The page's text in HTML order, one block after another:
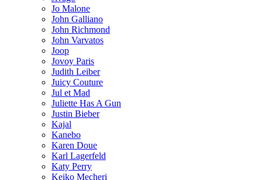
Jo Malone
John Galliano
John Richmond
John Varvatos
Joop
Jovoy Paris
Judith Leiber
Juicy Couture
Jul et Mad
Juliette Has A Gun
Justin Bieber
Kajal
Kanebo
Karen Doue
Karl Lagerfeld
Katy Perry
Keiko Mecheri